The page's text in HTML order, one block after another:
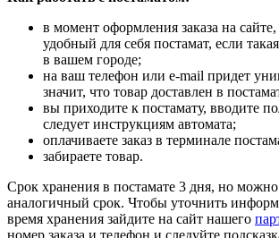
в момент оформления заказа на
удобный для себя постамат, если
в вашем городе;
на ваш телефон или e-mail придет
значит, что товар доставлен в
вы приходите к постамату, вводите
следует инструкциям автомата;
оплачиваете заказ в терминале
забираете товар.
Срок хранения в постамате 3 дня, но
аналогичный срок. Чтобы уточнить
время хранения зайдите на сайт нашего